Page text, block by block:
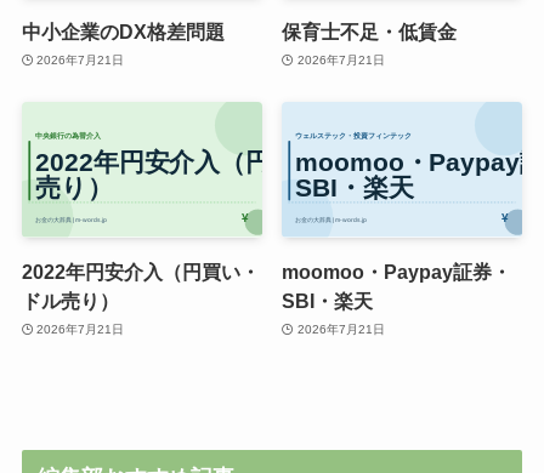
中小企業のDX格差問題
2026年7月21日
保育士不足・低賃金
2026年7月21日
2022年円安介入（円買い・
ドル売り）
2026年7月21日
moomoo・Paypay証券・
SBI・楽天
2026年7月21日